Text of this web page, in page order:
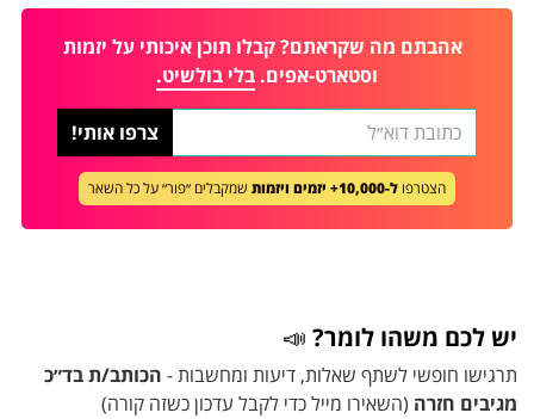
אהבתם מה שקראתם? קבלו תוכן איכותי על יזמות
וסטארט-אפים. בלי בולשיט.
הצטרפו ל-10,000+ יזמים ויזמות שמקבלים ״פור״ על כל השאר
יש לכם משהו לומר? 📣
תרגישו חופשי לשתף שאלות, דיעות ומחשבות - הכותב/ת בד״כ
מגיבים חזרה (השאירו מייל כדי לקבל עדכון כשזה קורה)